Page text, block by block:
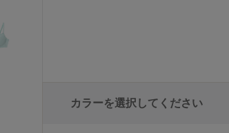
カラーを選択してください